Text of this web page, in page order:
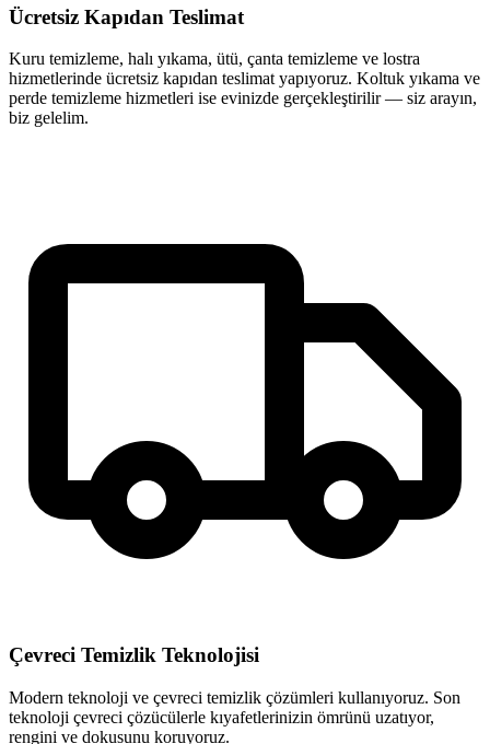
Ücretsiz Kapıdan Teslimat
Kuru temizleme, halı yıkama, ütü, çanta temizleme ve lostra
hizmetlerinde ücretsiz kapıdan teslimat yapıyoruz. Koltuk yıkama ve
perde temizleme hizmetleri ise evinizde gerçekleştirilir — siz arayın,
biz gelelim.
Çevreci Temizlik Teknolojisi
Modern teknoloji ve çevreci temizlik çözümleri kullanıyoruz. Son
teknoloji çevreci çözücülerle kıyafetlerinizin ömrünü uzatıyor,
rengini ve dokusunu koruyoruz.